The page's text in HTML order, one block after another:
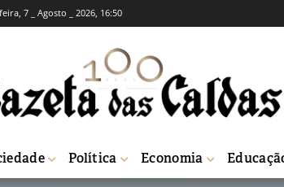
7 _ Agosto _ 2026, 16:50
Política Economia